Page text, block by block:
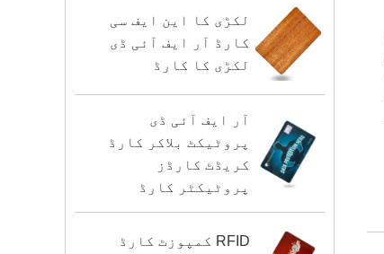
لکڑی کا این ایف سی
کارڈ آر ایف آئی ڈی
لکڑی کا کارڈ
آر ایف آئی ڈی
پروٹیکٹ بلاکر کارڈ
کریڈٹ کارڈز
پروٹیکٹر کارڈ
RFID کمپوزٹ کارڈ